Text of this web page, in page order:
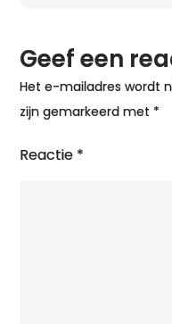
Geef een
Het e-mailadres wordt
zijn gemarkeerd met *
Reactie *